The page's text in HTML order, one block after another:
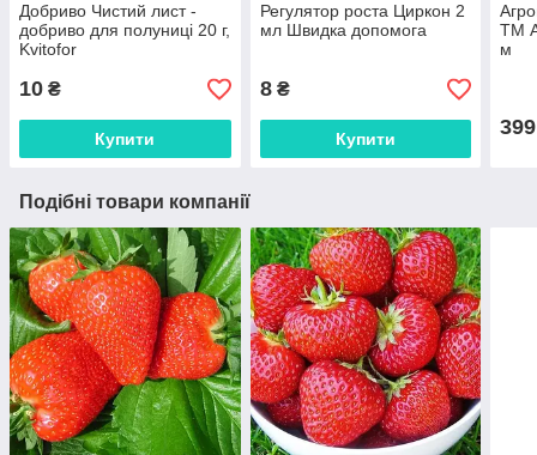
Добриво Чистий лист -
добриво для полуниці 20 г,
Kvitofor
10 ₴
Купити
Регулятор роста Циркон 2
мл Швидка допомога
8₴
Купити
ТМ
м
399
Подібні товари компанії